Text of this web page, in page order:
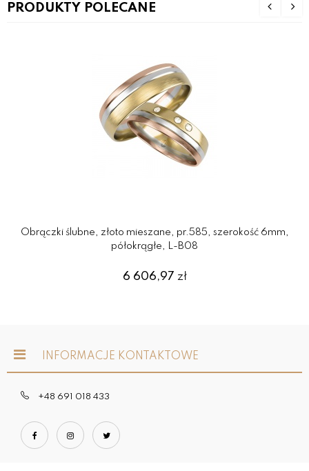
PRODUKTY POLECANE
Obrączki ślubne, złoto mieszane, pr.585, szerokość 6mm,
półokrągłe, L-B08
6 606,97 zł
INFORMACJE KONTAKTOWE
+48 691 018 433